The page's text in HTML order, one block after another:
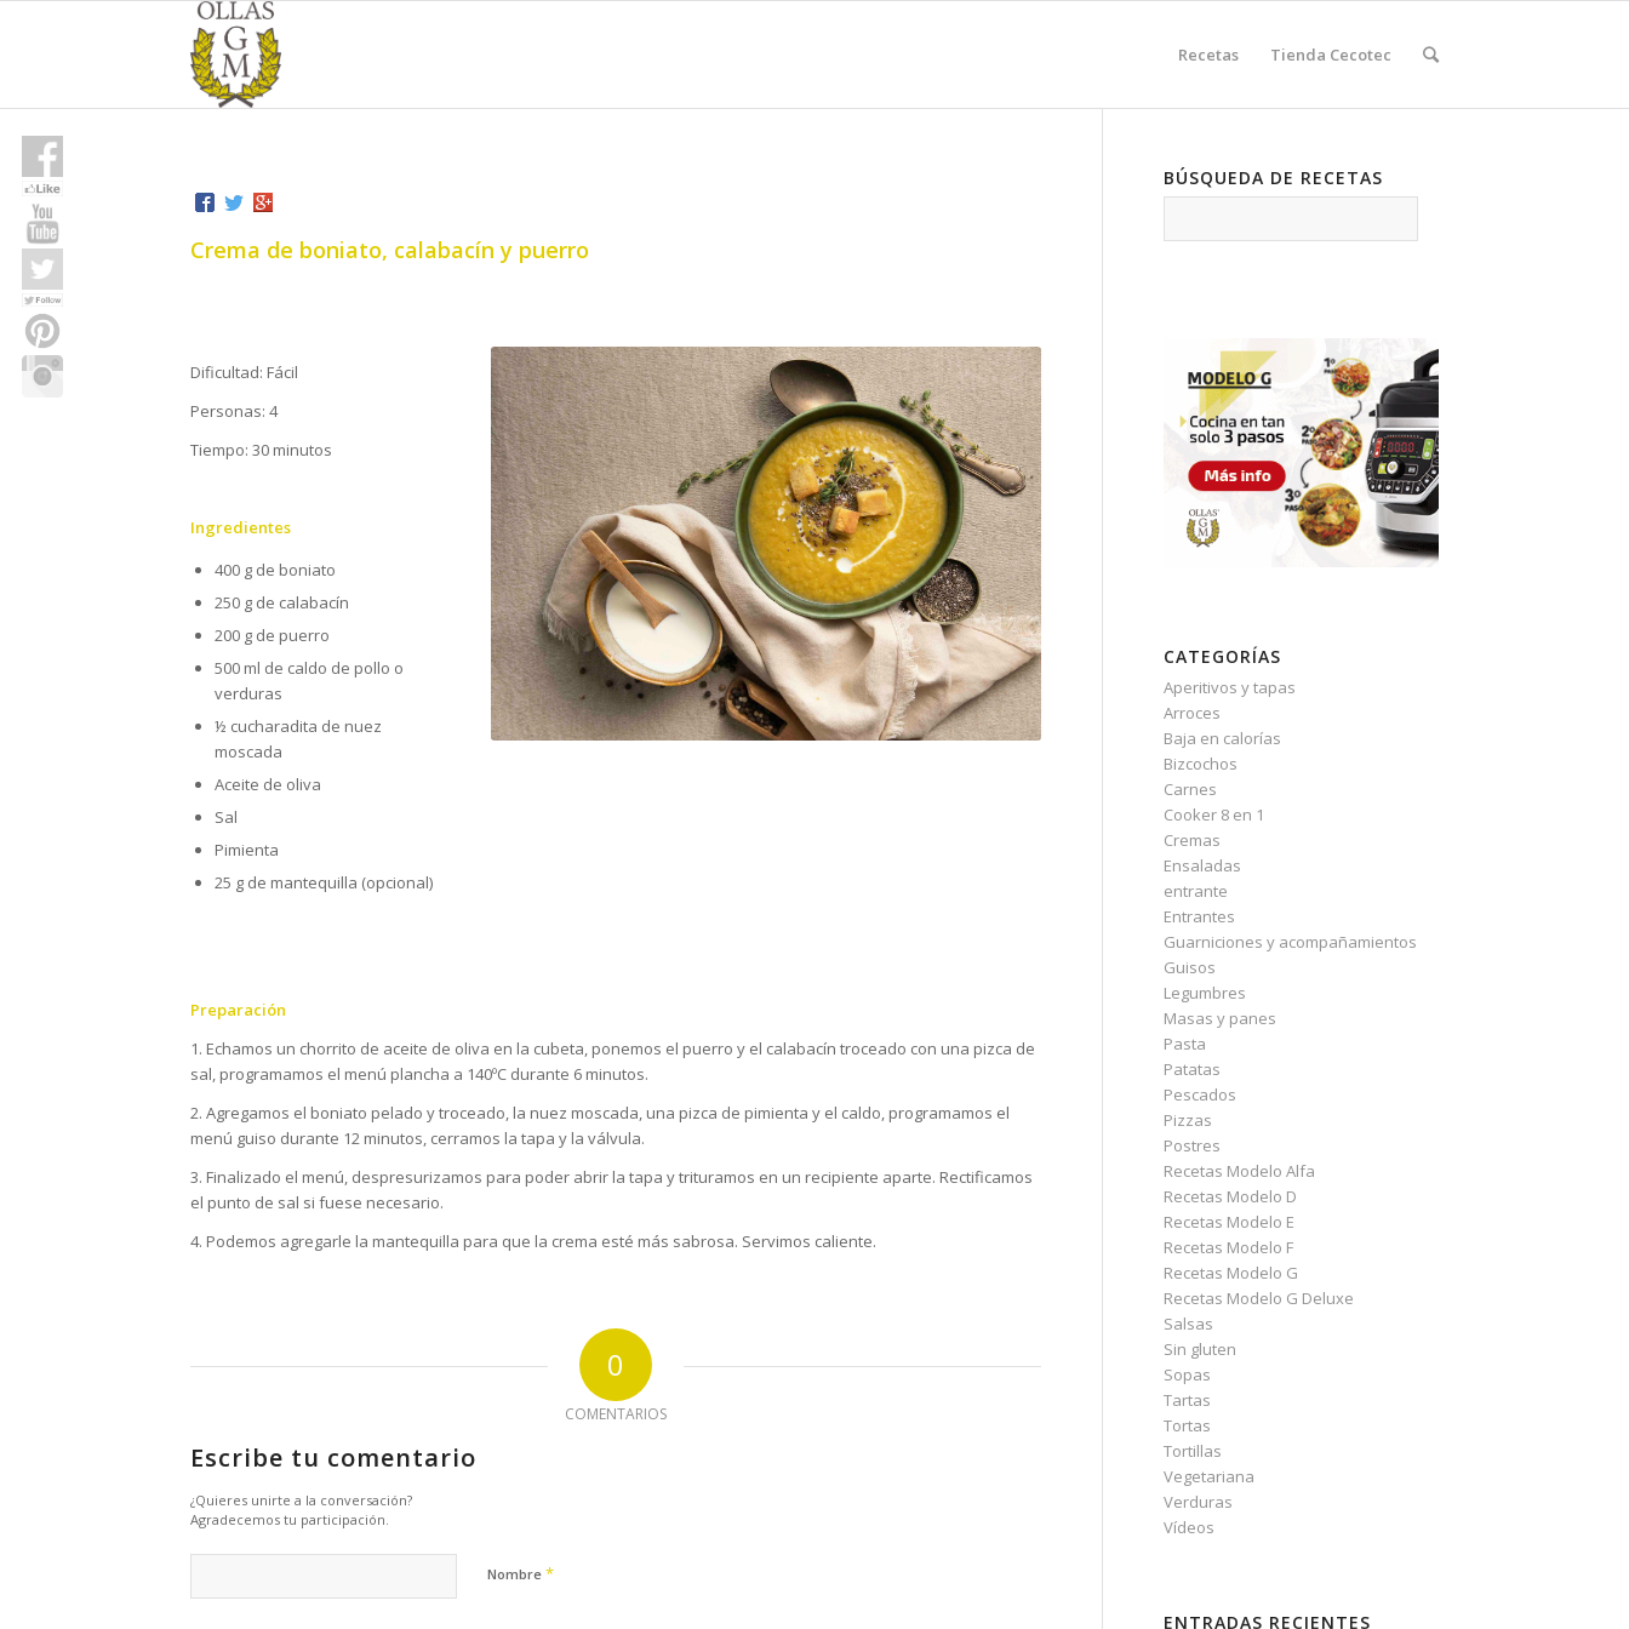
Recetas Tienda Cecotec
Crema de boniato, calabacín y puerro
Dificultad: Fácil
Personas: 4
Tiempo: 30 minutos
Ingredientes
400 g de boniato
250 g de calabacín
200 g de puerro
500 ml de caldo de pollo o
verduras
½ cucharadita de nuez
moscada
Aceite de oliva
Sal
Pimienta
25 g de mantequilla (opcional)
Preparación
1. Echamos un chorrito de aceite de oliva en la cubeta, ponemos el puerro y el calabacín troceado con una pizca de
sal, programamos el menú plancha a 140ºC durante 6 minutos.
2. Agregamos el boniato pelado y troceado, la nuez moscada, una pizca de pimienta y el caldo, programamos el
menú guiso durante 12 minutos, cerramos la tapa y la válvula.
3. Finalizado el menú, despresurizamos para poder abrir la tapa y trituramos en un recipiente aparte. Rectificamos
el punto de sal si fuese necesario.
4. Podemos agregarle la mantequilla para que la crema esté más sabrosa. Servimos caliente.
0
COMENTARIOS
Escribe tu comentario
¿Quieres unirte a la conversación?
Agradecemos tu participación.
Nombre *
BÚSQUEDA DE RECETAS
CATEGORÍAS
Aperitivos y tapas
Arroces
Baja en calorías
Bizcochos
Carnes
Cooker 8 en 1
Cremas
Ensaladas
entrante
Entrantes
Guarniciones y acompañamientos
Guisos
Legumbres
Masas y panes
Pasta
Patatas
Pescados
Pizzas
Postres
Recetas Modelo Alfa
Recetas Modelo D
Recetas Modelo E
Recetas Modelo F
Recetas Modelo G
Recetas Modelo G Deluxe
Salsas
Sin gluten
Sopas
Tartas
Tortas
Tortillas
Vegetariana
Verduras
Vídeos
ENTRADAS RECIENTES